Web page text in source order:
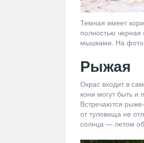
Темная имеет
полностью
мышками. На фото
Рыжая
Окрас входит в
кони могут быть
Встречаются
от туловища не
солнца — летом